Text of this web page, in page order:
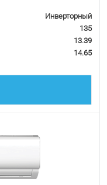
Инверторный
135
13.39
14.65